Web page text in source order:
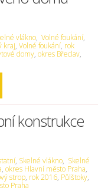
vlákno, Volné foukání,
kraj,Volné foukání, rok
domy,okres Břeclav,
konstrukce
, Skelné vlákno, Skelné
,okres Hlavní město Praha,
strop, rok 2016, Půlštoky,
Praha